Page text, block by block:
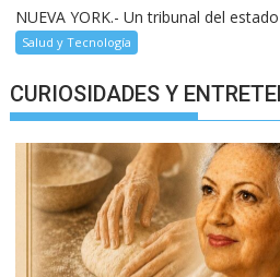
NUEVA YORK.- Un tribunal del
Salud y Tecnología
CURIOSIDADES Y